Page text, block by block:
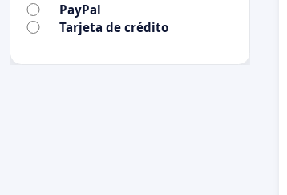
PayPal
Tarjeta de crédito